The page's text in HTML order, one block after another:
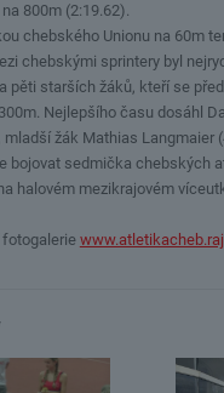
800m (2:19.62).
chebského Unionu na 60m
chebskými sprintery byl
pěti starších žáků, kteří se
Nejlepšího času dosáhl
mladší žák Mathias
bojovat sedmička chebských
halovém mezikrajovém